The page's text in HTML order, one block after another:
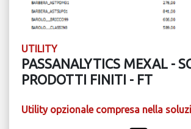
UTILITY
PASSANALYTICS MEXAL -
PRODOTTI FINITI - FT
Utility opzionale compresa nella